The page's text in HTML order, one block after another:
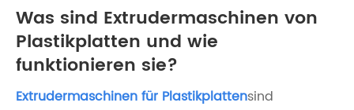
Was sind Extrudermaschinen von
Plastikplatten und wie
funktionieren sie?
Extrudermaschinen für Plastikplattensind